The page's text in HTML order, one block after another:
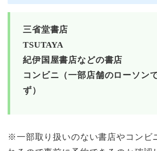
三省堂書店
TSUTAYA
紀伊国屋書店などの書店
コンビニ（一部店舗のローソン
ず）
※一部取り扱いのない書店やコンビ